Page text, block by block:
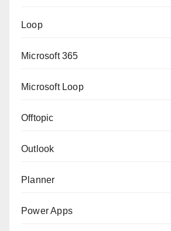
Loop
Microsoft 365
Microsoft Loop
Offtopic
Outlook
Planner
Power Apps